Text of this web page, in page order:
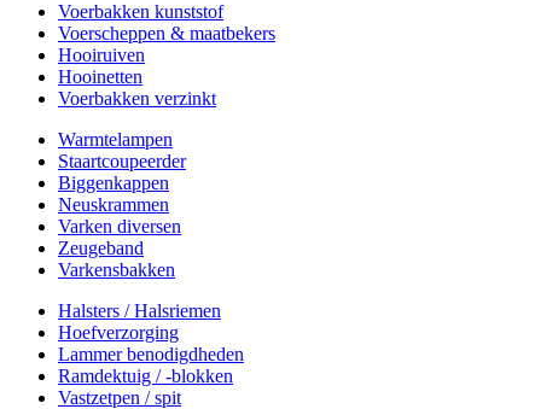
Voerbakken kunststof
Voerscheppen & maatbekers
Hooiruiven
Hooinetten
Voerbakken verzinkt
Warmtelampen
Staartcoupeerder
Biggenkappen
Neuskrammen
Varken diversen
Zeugeband
Varkensbakken
Halsters / Halsriemen
Hoefverzorging
Lammer benodigdheden
Ramdektuig / -blokken
Vastzetpen / spit